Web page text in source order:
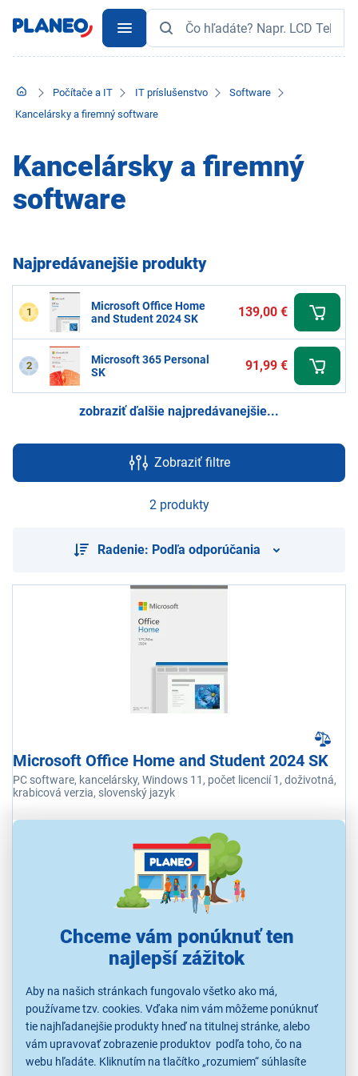
Chceme vám ponúknuť ten
najlepší zážitok
Aby na našich stránkach fungovalo všetko ako má,
používame tzv. cookies. Vďaka nim vám môžeme ponúknuť
tie najhľadanejšie produkty hneď na titulnej stránke, alebo
vám upravovať zobrazenie produktov podľa toho, čo na
webu hľadáte. Kliknutím na tlačítko „rozumiem“ súhlasíte
Počítače a IT IT príslušenstvo
Software
Kancelársky a firemný software
Kancelársky a firemný
software
Najpredávanejšie produkty
1
Microsoft Office Home
and Student 2024 SK
139,00 €
2
Microsoft 365 Personal
SK
91,99 €
zobraziť ďalšie najpredávanejšie...
Zobraziť filtre
2 produkty
Radenie: Podľa odporúčania
Microsoft Office Home and Student 2024 SK
PC software, kancelársky, Windows 11, počet licencií 1, doživotná,
krabicová verzia, slovenský jazyk
K vyzdvihnutiu už 7.8.